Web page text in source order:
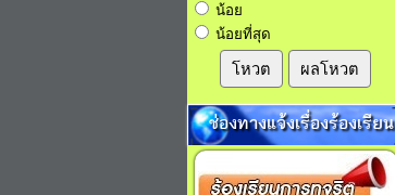
น้อย
น้อยที่สุด
โหวต ผลโหวต
ช่องทางแจ้งเรื่องร้องเรียน